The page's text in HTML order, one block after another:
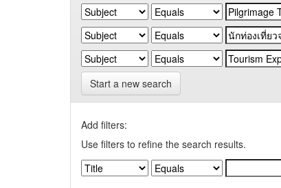
Start a new search
Add filters:
Use filters to refine the search results.